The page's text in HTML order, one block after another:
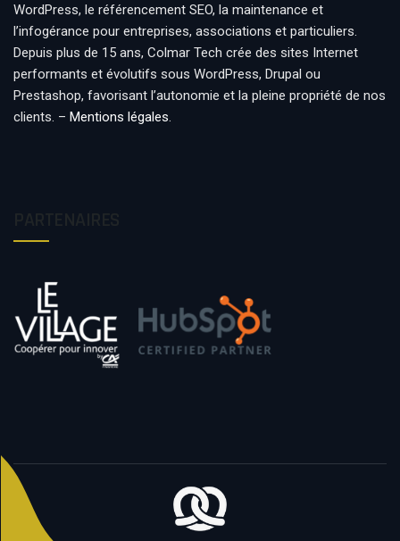
WordPress, le référencement SEO, la maintenance et
l’infogérance pour entreprises, associations et particuliers.
Depuis plus de 15 ans, Colmar Tech crée des sites Internet
performants et évolutifs sous WordPress, Drupal ou
Prestashop, favorisant l’autonomie et la pleine propriété de nos
clients. – Mentions légales.